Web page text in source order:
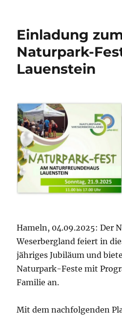
Einladung
Naturpark-
Lauenstein
Hameln, 04.09.2025: Der
Weserbergland feiert in
jähriges Jubiläum und
Naturpark-Feste mit
Familie an.
Mit dem nachfolgenden